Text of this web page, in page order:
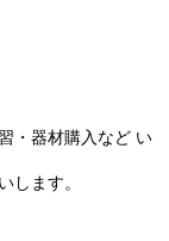
・器材購入など い
します。